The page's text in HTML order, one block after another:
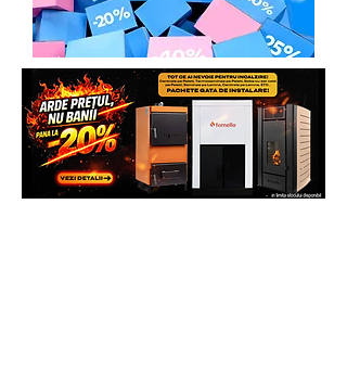
Email:service@italiastar.ro
Service mica mecanizare
Marius Lazăr -0758.644.374
Răzvan Morlova -
0755.090.519
In urma unei discutii telefonice, se va
preconstata defectiunea sau eroarea de
functionare invocata, de foarte multe
ori, putandu-se rezolva problema chiar